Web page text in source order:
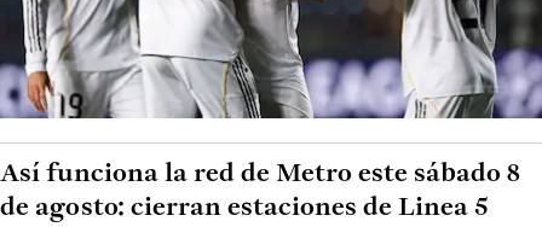
Así funciona la red de Metro este sábado 8
de agosto: cierran estaciones de Linea 5